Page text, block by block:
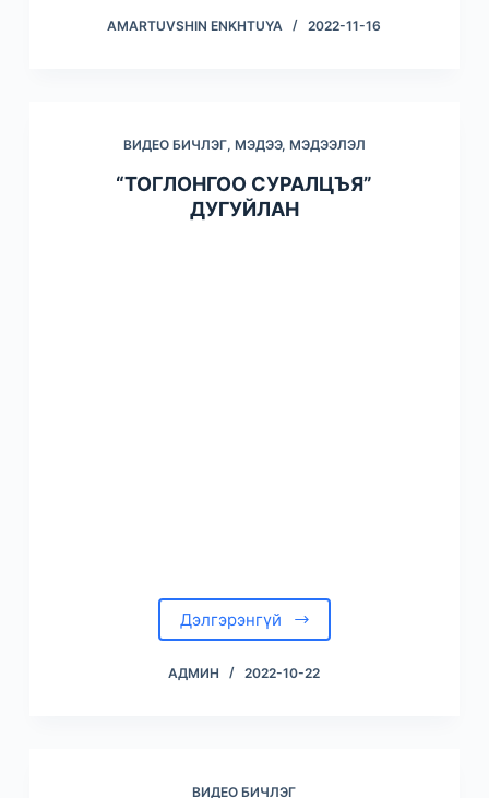
AMARTUVSHIN ENKHTUYA 2022-11-16
ВИДЕО БИЧЛЭГ, МЭДЭЭ, МЭДЭЭЛЭЛ
“ТОГЛОНГОО СУРАЛЦЪЯ”
ДУГУЙЛАН
Дэлгэрэнгүй
АДМИН 2022-10-22
ВИДЕО БИЧЛЭГ